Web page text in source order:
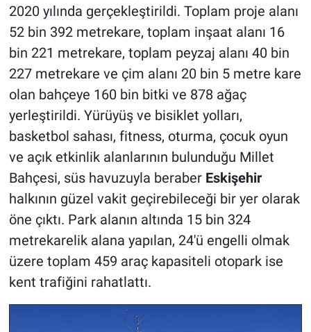
2020 yılında gerçekleştirildi. Toplam proje alanı
52 bin 392 metrekare, toplam inşaat alanı 16
bin 221 metrekare, toplam peyzaj alanı 40 bin
227 metrekare ve çim alanı 20 bin 5 metre kare
olan bahçeye 160 bin bitki ve 878 ağaç
yerleştirildi. Yürüyüş ve bisiklet yolları,
basketbol sahası, fitness, oturma, çocuk oyun
ve açık etkinlik alanlarının bulunduğu Millet
Bahçesi, süs havuzuyla beraber Eskişehir
halkının güzel vakit geçirebileceği bir yer olarak
öne çıktı. Park alanın altında 15 bin 324
metrekarelik alana yapılan, 24'ü engelli olmak
üzere toplam 459 araç kapasiteli otopark ise
kent trafiğini rahatlattı.